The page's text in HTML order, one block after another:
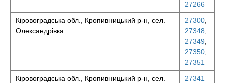
27266
Кіровоградська обл., Кропивницький р-н, сел.
Олександрівка
27300
27348
27349
27350
27351
Кіровоградська обл., Кропивницький р-н, сел.
27341